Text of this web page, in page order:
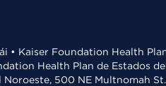
• Kaiser Foundation Health
Health Plan de Estados
500 NE Multnomah